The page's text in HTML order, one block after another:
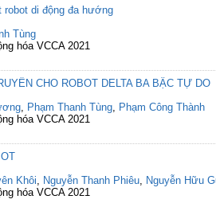
robot di động đa hướng
Tùng
hóa VCCA 2021
CHO ROBOT DELTA BA BẬC TỰ DO
, Phạm Thanh Tùng, Phạm Công Thành
hóa VCCA 2021
Khôi, Nguyễn Thanh Phiêu, Nguyễn Hữu
hóa VCCA 2021